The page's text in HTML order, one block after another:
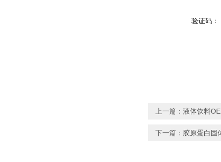
验证码：
上一篇： 液体饮料
下一篇： 胶原蛋白固